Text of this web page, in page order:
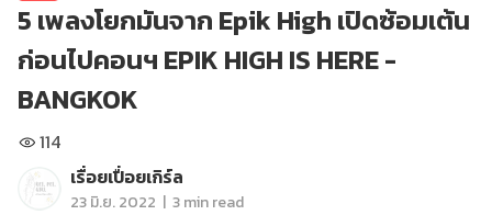
5 เพลงโยกมันจาก Epik High เปิดซ้อมเต้น
ก่อนไปคอนฯ EPIK HIGH IS HERE -
BANGKOK
114
เรื่อยเปื่อยเกิร์ล
23 มิ.ย. 2022 | 3 min read